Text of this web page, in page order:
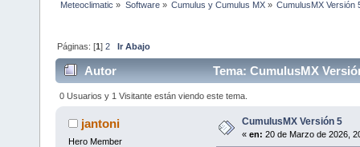
Meteoclimatic » Software» Cumulus y Cumulus MX» CumulusMX Versión
Páginas: [1]2 Ir Abajo
Autor Tema: CumulusMX
0 Usuarios y 1 Visitante están viendo este tema.
jantoni
Hero Member
CumulusMX Versión 5
« en: 20 de Marzo de 2026,